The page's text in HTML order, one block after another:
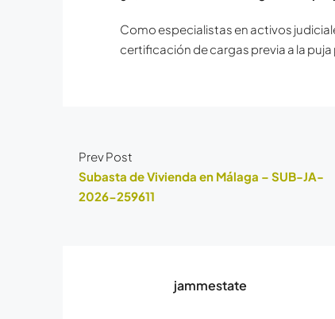
Como especialistas en activos
certificación de cargas previa a la
Prev Post
Subasta de Vivienda en Málaga – SUB-JA-
2026-259611
jammestate